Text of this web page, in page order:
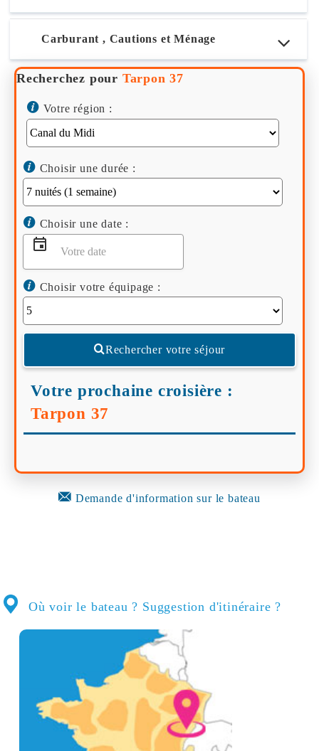
Carburant , Cautions et Ménage
Recherchez pour Tarpon 37
Votre région :
Choisir une durée :
Choisir une date :
Choisir votre équipage :
Rechercher votre séjour
Votre prochaine croisière :
Tarpon 37
Demande d'information sur le bateau
Où voir le bateau ? Suggestion d'itinéraire ?